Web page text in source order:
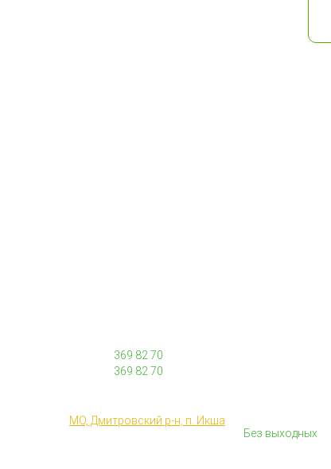
369 82 70
369 82 70
МО, Дмитровский р-н, п. Икша
Без выходных